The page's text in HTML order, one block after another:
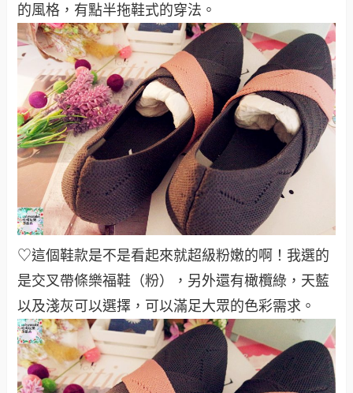
的風格，有點半拖鞋式的穿法 。
♡這個鞋款是不是看起來就超級粉嫩的啊！我選的
是交叉帶條樂福鞋（粉），另外還有橄欖綠，天藍
以及淺灰可以選擇，可以滿足大眾的色彩需求 。